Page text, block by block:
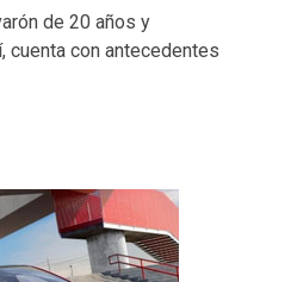
de 20 años y
cuenta con antecedentes